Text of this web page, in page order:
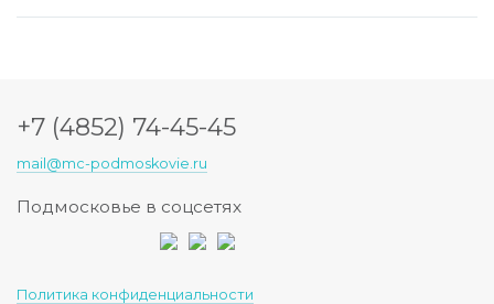
+7 (4852) 74-45-45
mail@mc-podmoskovie.ru
Подмосковье в соцсетях
Политика конфиденциальности